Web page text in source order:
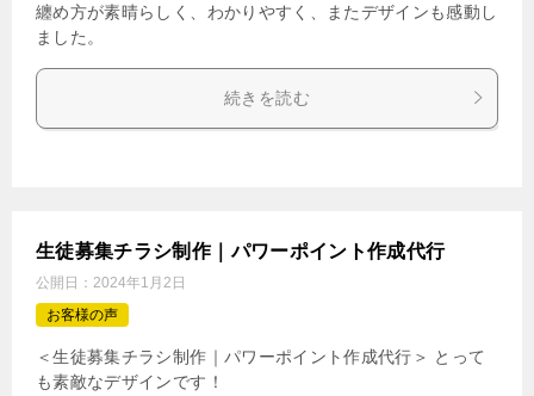
纏め方が素晴らしく、わかりやすく、またデザインも感動し
ました。
続きを読む
生徒募集チラシ制作｜パワーポイント作成代行
公開日： 2024年1月2日
お客様の声
＜生徒募集チラシ制作｜パワーポイント作成代行＞ とって
も素敵なデザインです！